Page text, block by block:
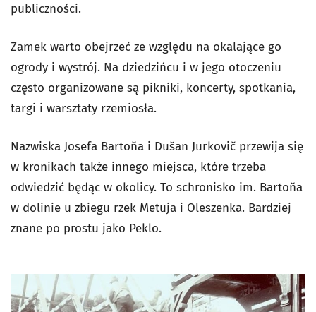
publiczności.
Zamek warto obejrzeć ze względu na okalające go
ogrody i wystrój. Na dziedzińcu i w jego otoczeniu
często organizowane są pikniki, koncerty, spotkania,
targi i warsztaty rzemiosła.
Nazwiska Josefa Bartoňa i Dušan Jurkovič przewija się
w kronikach także innego miejsca, które trzeba
odwiedzić będąc w okolicy. To schronisko im. Bartoňa
w dolinie u zbiegu rzek Metuja i Oleszenka. Bardziej
znane po prostu jako Peklo.